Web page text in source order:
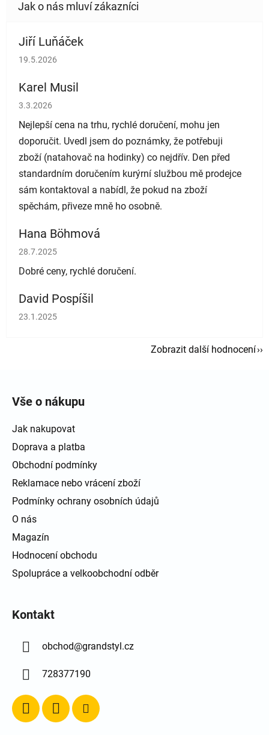
Jiří Luňáček
Hodnocení obchodu je 5 z 5 hvězdiček.
19.5.2026
Karel Musil
Hodnocení obchodu je 5 z 5 hvězdiček.
3.3.2026
Nejlepší cena na trhu, rychlé doručení, mohu jen
doporučit. Uvedl jsem do poznámky, že potřebuji
zboží (natahovač na hodinky) co nejdřív. Den před
standardním doručením kurýrní službou mě prodejce
sám kontaktoval a nabídl, že pokud na zboží
spěchám, přiveze mně ho osobně.
Hana Böhmová
Hodnocení obchodu je 5 z 5 hvězdiček.
28.7.2025
Dobré ceny, rychlé doručení.
David Pospíšil
Hodnocení obchodu je 5 z 5 hvězdiček.
23.1.2025
Zobrazit další hodnocení
Vše o nákupu
Jak nakupovat
Doprava a platba
Obchodní podmínky
Reklamace nebo vrácení zboží
Podmínky ochrany osobních údajů
O nás
Magazín
Hodnocení obchodu
Spolupráce a velkoobchodní odběr
Kontakt
obchod@grandstyl.cz
728377190